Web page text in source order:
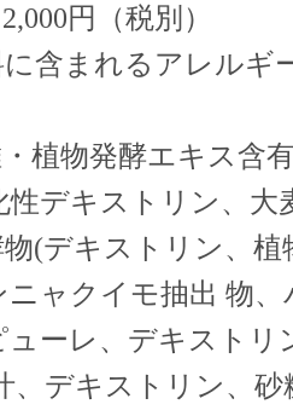
円（税別）
に含まれるアレルギ
・植物発酵エキス含
性デキストリン、大
物(デキストリン、
ャクイモ抽出 物
ューレ、デキスト
、デキストリン、